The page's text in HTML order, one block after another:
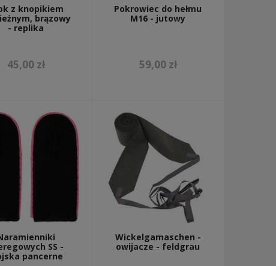
z knopikiem
brązowy
- replika
45,00 zł
Pokrowiec do hełmu
M16 - jutowy
59,00 zł
SS -
pancerne
Wickelgamaschen -
owijacze - feldgrau